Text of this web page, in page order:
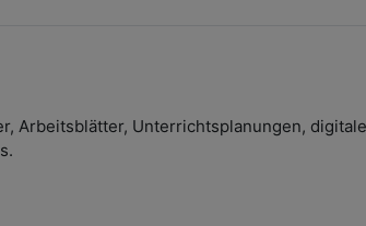
Arbeitsblätter, Unterrichtsplanungen,